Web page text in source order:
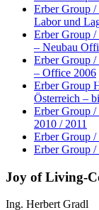
Erber Group
Labor und
Erber Group
– Neubau
Erber Group
– Office 2006
Erber Group
Österreich –
Erber Group
2010 / 2011
Erber Group
Erber Group /
Joy of Living-
Ing. Herbert Gradl